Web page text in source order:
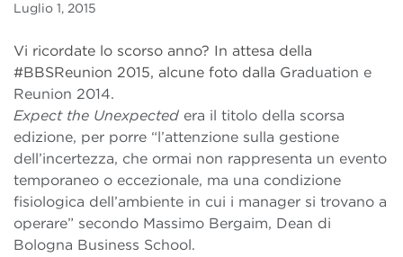
Luglio 1, 2015
Vi ricordate lo scorso anno? In attesa della
#BBSReunion 2015, alcune foto dalla Graduation e
Reunion 2014.
Expect the Unexpected era il titolo della scorsa
edizione, per porre “l’attenzione sulla gestione
dell’incertezza, che ormai non rappresenta un evento
temporaneo o eccezionale, ma una condizione
fisiologica dell’ambiente in cui i manager si trovano a
operare” secondo Massimo Bergaim, Dean di
Bologna Business School.